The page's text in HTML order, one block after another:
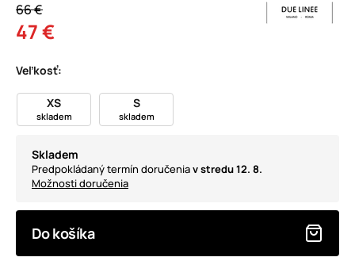
66 €
47 €
Veľkosť:
XS
skladem
S
skladem
Skladem
Predpokládaný termín doručeniav stredu 12. 8.
Možnosti doručenia
Do košíka